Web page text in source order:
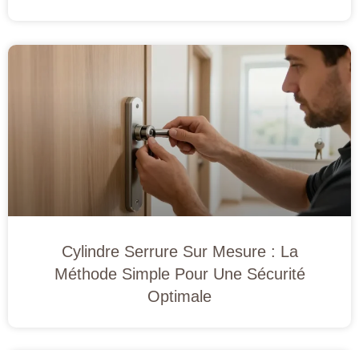
Cylindre Serrure Sur Mesure : La
Méthode Simple Pour Une Sécurité
Optimale